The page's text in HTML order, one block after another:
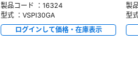
製品コード ：16324
型式 ：VSPI30GA
ログインして価格・在庫表示
製
型